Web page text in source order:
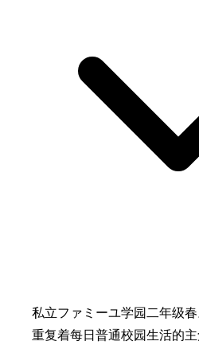
私立ファミーユ学园二年级春
重复着每日普通校园生活的主